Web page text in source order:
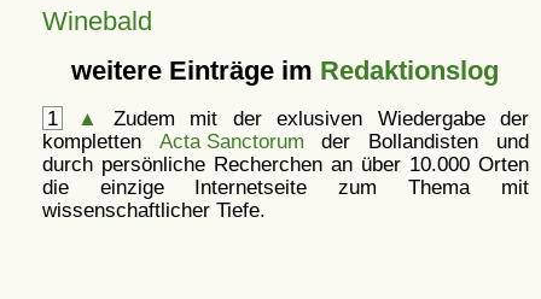
Winebald
weitere Einträge im Redaktionslog
1 ▲
Zudem mit der exlusiven Wiedergabe der
kompletten Acta Sanctorum der Bollandisten und
durch persönliche Recherchen an über 10.000 Orten
die einzige Internetseite zum Thema mit
wissenschaftlicher Tiefe.